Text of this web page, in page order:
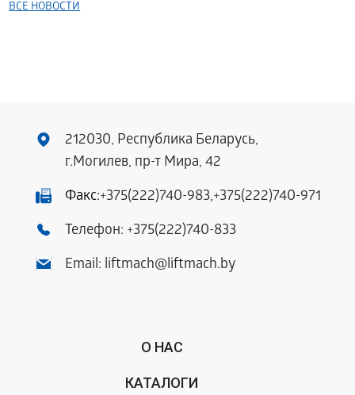
ВСЕ НОВОСТИ
212030, Республика Беларусь,
г.Могилев, пр-т Мира, 42
Факс:+375(222)740-983,+375(222)740-971
Телефон: +375(222)740-833
Email: liftmach@liftmach.by
О НАС
КАТАЛОГИ